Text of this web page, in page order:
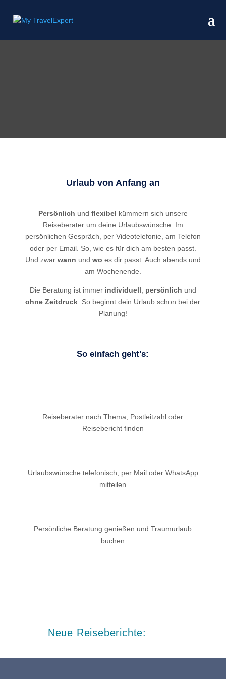
Urlaub von Anfang an
Persönlich und flexibel kümmern sich unsere
Reiseberater um deine Urlaubswünsche. Im
persönlichen Gespräch, per Videotelefonie, am Telefon
oder per Email. So, wie es für dich am besten passt.
Und zwarwann und wo es dir passt. Auch abends und
am Wochenende.
Die Beratung ist immer individuell persönlich und
ohne Zeitdruck . So beginnt dein Urlaub schon bei der
Planung!
So einfach geht’s:
Reiseberater nach Thema, Postleitzahl oder
Reisebericht finden
Urlaubswünsche telefonisch, per Mail oder WhatsApp
mitteilen
Persönliche Beratung genießen und Traumurlaub
buchen
Neue Reiseberichte: